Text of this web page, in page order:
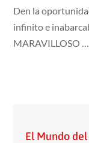
Den la
infinito e
MARAVILLOSO …
El Mundo